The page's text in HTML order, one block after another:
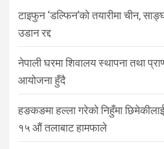
टाइफुन ‘डल्फिन’को तयारीमा चीन,
उडान रद्द
नेपाली घरमा शिवालय स्थापना तथा
आयोजना हुँदै
हङकङमा हल्ला गरेको निहुँमा
१५ औं तलाबाट हामफाले